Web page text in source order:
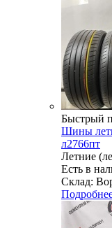
Быстрый
Шины
л2766пт
Летние
Есть в
Склад: